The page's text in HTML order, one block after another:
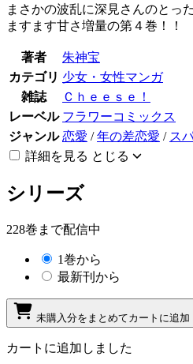
まさかの波乱に深見さんのとっ
ますます甘さ増量の第４巻！！
著者
朱神宝
カテゴリ 少女・女性マンガ
雑誌
Ｃｈｅｅｓｅ！
レーベル フラワーコミックス
ジャンル 恋愛 /年の差恋愛 / ス
詳細を見る とじる
シリーズ
228巻まで配信中
1巻から
最新刊から
未購入分をまとめてカートに追加
カートに追加しました